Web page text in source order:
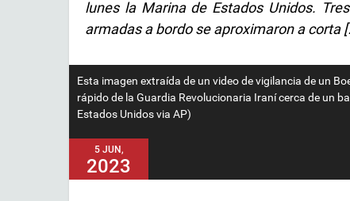
lunes la Marina de Estados Unidos.
armadas a bordo se aproximaron a corta
Esta imagen extraída de un video de vigilancia de un
rápido de la Guardia Revolucionaria Iraní cerca de un
Estados Unidos via AP)
5 JUN,
2023